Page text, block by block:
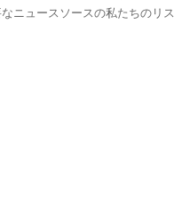
ニュースソースの私たちのリス